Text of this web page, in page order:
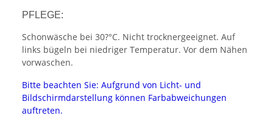
PFLEGE:
Schonwäsche bei 30?°C. Nicht trocknergeeignet. Auf
links bügeln bei niedriger Temperatur. Vor dem Nähen
vorwaschen.
Bitte beachten Sie: Aufgrund von Licht- und
Bildschirmdarstellung können Farbabweichungen
auftreten.